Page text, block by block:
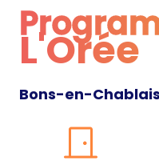
L'Orée
Bons-en-Chablais